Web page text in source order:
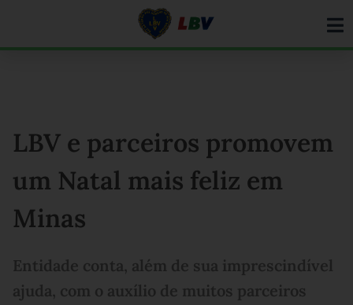
LBV e parceiros promovem
um Natal mais feliz em
Minas
Entidade conta, além de sua imprescindível
ajuda, com o auxílio de muitos parceiros